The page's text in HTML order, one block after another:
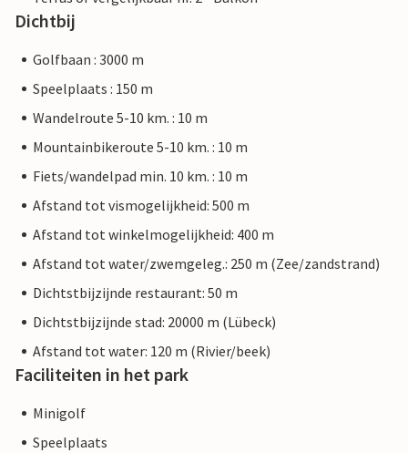
Dichtbij
Golfbaan : 3000 m
Speelplaats : 150 m
Wandelroute 5-10 km. : 10 m
Mountainbikeroute 5-10 km. : 10 m
Fiets/wandelpad min. 10 km. : 10 m
Afstand tot vismogelijkheid: 500 m
Afstand tot winkelmogelijkheid: 400 m
Afstand tot water/zwemgeleg.: 250 m (Zee/zandstrand)
Dichtstbijzijnde restaurant: 50 m
Dichtstbijzijnde stad: 20000 m (Lübeck)
Afstand tot water: 120 m (Rivier/beek)
Faciliteiten in het park
Minigolf
Speelplaats